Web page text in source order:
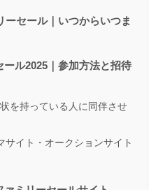
ーセール｜いつからいつま
ル2025｜参加方法と招待
を持っている人に同伴させ
サイト・オークションサイト